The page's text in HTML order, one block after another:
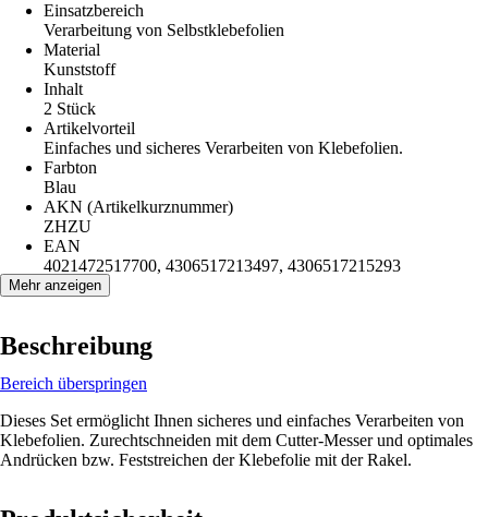
Einsatzbereich
Verarbeitung von Selbstklebefolien
Material
Kunststoff
Inhalt
2 Stück
Artikelvorteil
Einfaches und sicheres Verarbeiten von Klebefolien.
Farbton
Blau
AKN (Artikelkurznummer)
ZHZU
EAN
4021472517700, 4306517213497, 4306517215293
Mehr anzeigen
Beschreibung
Bereich überspringen
Dieses Set ermöglicht Ihnen sicheres und einfaches Verarbeiten von
Klebefolien. Zurechtschneiden mit dem Cutter-Messer und optimales
Andrücken bzw. Feststreichen der Klebefolie mit der Rakel.